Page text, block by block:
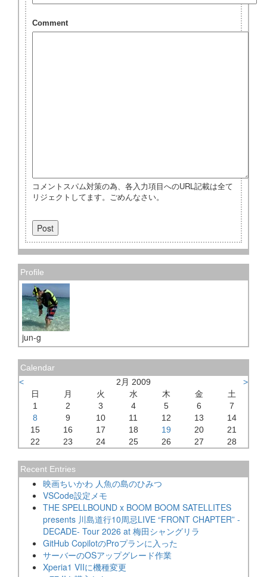
Comment
コメントスパム対策の為、各入力項目へのURL記載は全て
リジェクトしてます。ごめんなさい。
Profile
jun-g
Calendar
<
2月 2009
>
日
月 火 水 木 金
土
1
2 3 4 5 6
7
8
9 10 11 12 13
14
15
16 17 18 19 20
21
22
23 24 25 26 27 28
Recent Entries
映画ちいかわ 人魚の島のひみつ
VSCode設定メモ
THE SPELLBOUND x BOOM BOOM SATELLITES
presents 川島道行10周忌LIVE “FRONT CHAPTER” -
DECADE- Tour 2026 at 梅田シャングリラ
GitHub CopilotのProプランに入った
サーバーのOSアップグレード作業
Xperia1 VIIに機種変更